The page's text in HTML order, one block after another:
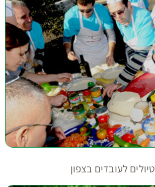
טיולים לעובדים בצפון